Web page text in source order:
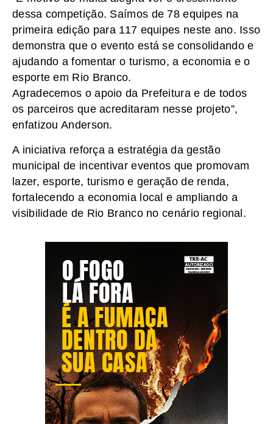
dessa competição. Saímos de 78 equipes na
primeira edição para 117 equipes neste ano. Isso
demonstra que o evento está se consolidando e
ajudando a fomentar o turismo, a economia e o
esporte em Rio Branco.
Agradecemos o apoio da Prefeitura e de todos
os parceiros que acreditaram nesse projeto”,
enfatizou Anderson.
A iniciativa reforça a estratégia da gestão
municipal de incentivar eventos que promovam
lazer, esporte, turismo e geração de renda,
fortalecendo a economia local e ampliando a
visibilidade de Rio Branco no cenário regional.